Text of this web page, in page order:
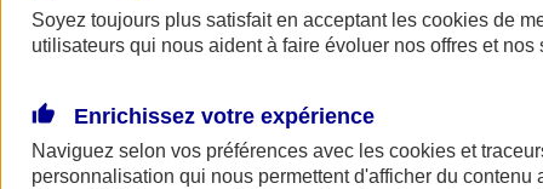
Soyez toujours plus satisfait en acceptant les cookies de
utilisateurs qui nous aident à faire évoluer nos offres et nos
Enrichissez votre expérience
Naviguez selon vos préférences avec les cookies et
personnalisation qui nous permettent d'afficher du contenu